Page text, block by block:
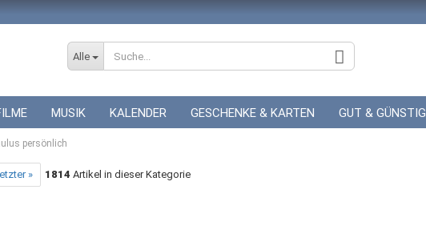
Alle
MUSIK KALENDER GESCHENKE & KARTEN GUT & GÜNSTIG
GESCHENKE ZUR HOCHZEIT
persönlich
» 1814 Artikel in dieser Kategorie